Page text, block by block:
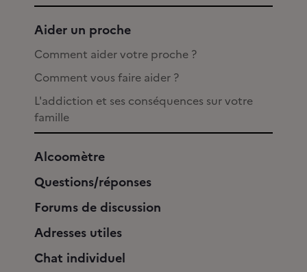
Aider un proche
Comment aider votre proche ?
Comment vous faire aider ?
L'addiction et ses conséquences sur votre
famille
Alcoomètre
Questions/réponses
Forums de discussion
Adresses utiles
Chat individuel